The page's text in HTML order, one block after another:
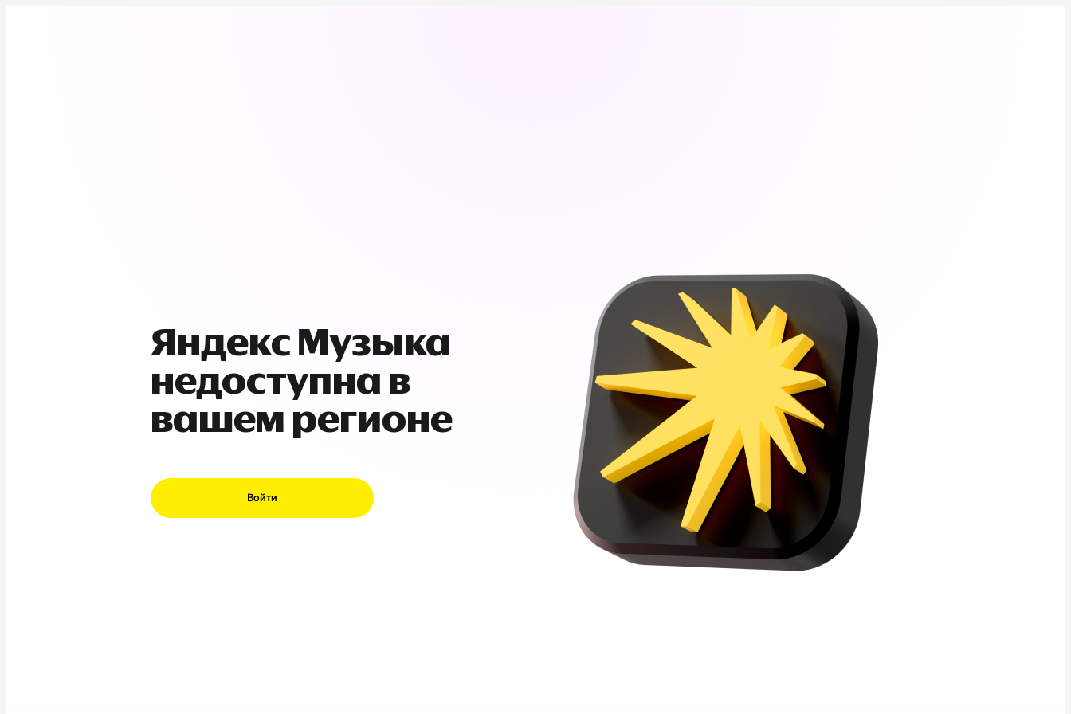
Яндекс Музыка
недоступна в
вашем регионе
Войти